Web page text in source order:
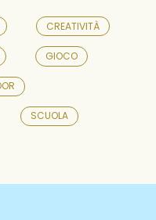
CREATIVITÀ
GIOCO
SCUOLA